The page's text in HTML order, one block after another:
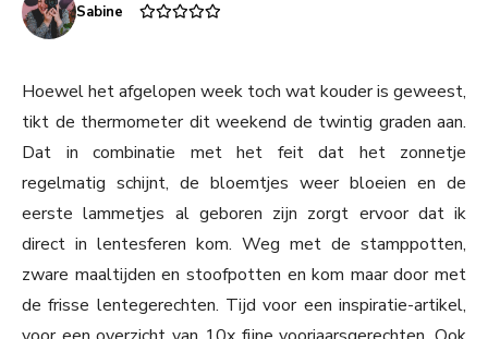
Sabine
Hoewel het afgelopen week toch wat kouder is geweest,
tikt de thermometer dit weekend de twintig graden aan.
Dat in combinatie met het feit dat het zonnetje
regelmatig schijnt, de bloemtjes weer bloeien en de
eerste lammetjes al geboren zijn zorgt ervoor dat ik
direct in lentesferen kom. Weg met de stamppotten,
zware maaltijden en stoofpotten en kom maar door met
de frisse lentegerechten. Tijd voor een inspiratie-artikel,